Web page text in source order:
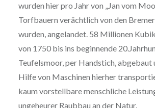
wurden hier pro Jahr von „Jan vom
Torfbauern verächtlich von den
wurden, angelandet. 58 Millionen
von 1750 bis ins beginnende
Teufelsmoor, per Handstich, abgebaut
Hilfe von Maschinen hierher
kaum vorstellbare menschliche
ungeheurer Raubbau an der Natur.